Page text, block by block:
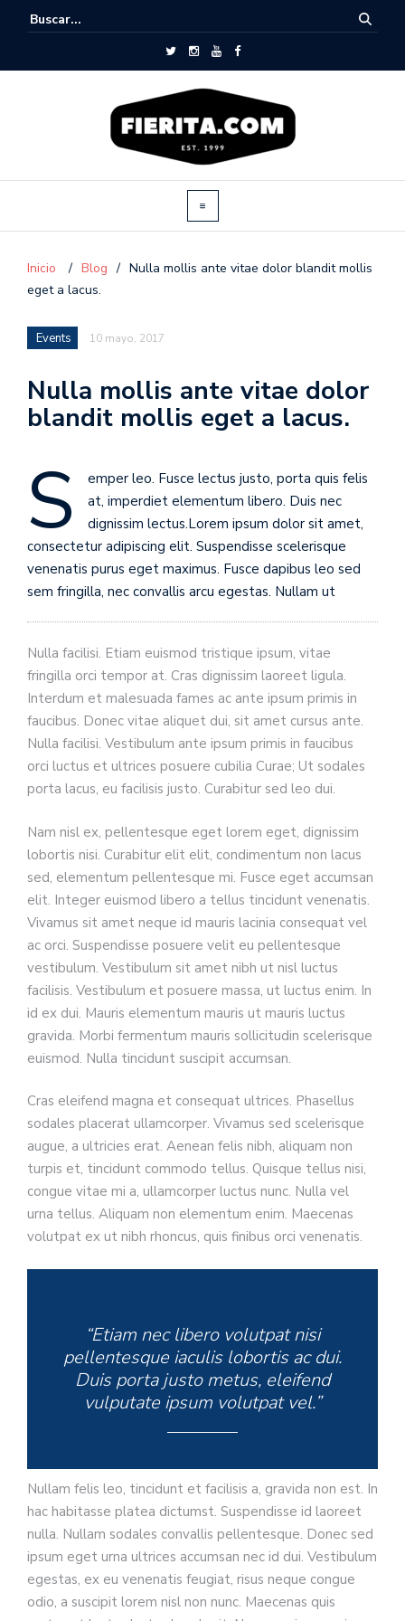
Inicio / Blog / Nulla mollis ante vitae dolor blandit mollis
eget a lacus.
Events 10 mayo, 2017
Nulla mollis ante vitae dolor
blandit mollis eget a lacus.
S
emper leo. Fusce lectus justo, porta quis felis
at, imperdiet elementum libero. Duis nec
dignissim lectus.Lorem ipsum dolor sit amet,
consectetur adipiscing elit. Suspendisse scelerisque
venenatis purus eget maximus. Fusce dapibus leo sed
sem fringilla, nec convallis arcu egestas. Nullam ut
Nulla facilisi. Etiam euismod tristique ipsum, vitae
fringilla orci tempor at. Cras dignissim laoreet ligula.
Interdum et malesuada fames ac ante ipsum primis in
faucibus. Donec vitae aliquet dui, sit amet cursus ante.
Nulla facilisi. Vestibulum ante ipsum primis in faucibus
orci luctus et ultrices posuere cubilia Curae; Ut sodales
porta lacus, eu facilisis justo. Curabitur sed leo dui.
Nam nisl ex, pellentesque eget lorem eget, dignissim
lobortis nisi. Curabitur elit elit, condimentum non lacus
sed, elementum pellentesque mi. Fusce eget accumsan
elit. Integer euismod libero a tellus tincidunt venenatis.
Vivamus sit amet neque id mauris lacinia consequat vel
ac orci. Suspendisse posuere velit eu pellentesque
vestibulum. Vestibulum sit amet nibh ut nisl luctus
facilisis. Vestibulum et posuere massa, ut luctus enim. In
id ex dui. Mauris elementum mauris ut mauris luctus
gravida. Morbi fermentum mauris sollicitudin scelerisque
euismod. Nulla tincidunt suscipit accumsan.
Cras eleifend magna et consequat ultrices. Phasellus
sodales placerat ullamcorper. Vivamus sed scelerisque
augue, a ultricies erat. Aenean felis nibh, aliquam non
turpis et, tincidunt commodo tellus. Quisque tellus nisi,
congue vitae mi a, ullamcorper luctus nunc. Nulla vel
urna tellus. Aliquam non elementum enim. Maecenas
volutpat ex ut nibh rhoncus, quis finibus orci venenatis.
“Etiam nec libero volutpat nisi
pellentesque iaculis lobortis ac dui.
Duis porta justo metus, eleifend
vulputate ipsum volutpat vel.”
Nullam felis leo, tincidunt et facilisis a, gravida non est. In
hac habitasse platea dictumst. Suspendisse id laoreet
nulla. Nullam sodales convallis pellentesque. Donec sed
ipsum eget urna ultrices accumsan nec id dui. Vestibulum
egestas, ex eu venenatis feugiat, risus neque congue
odio, a suscipit lorem nisl non nunc. Maecenas quis